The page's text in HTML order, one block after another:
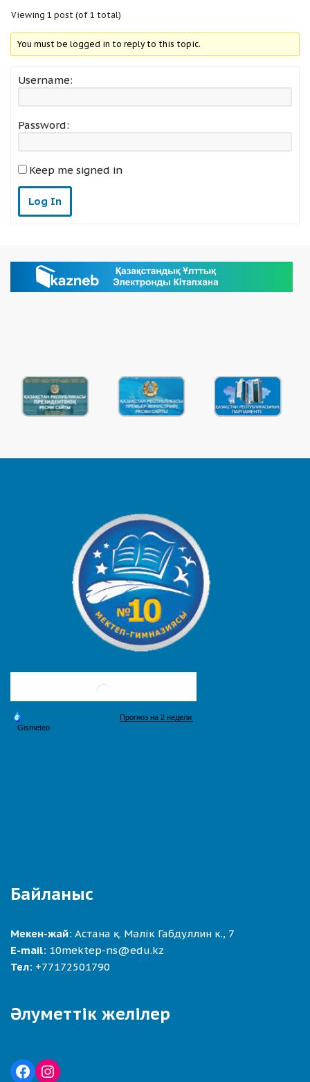
Viewing 1 post (of 1 total)
You must be logged in to reply to this topic.
Username:
Password:
Keep me signed in
Log In
Байланыс
Мекен-жай: Астана қ. Мәлік Габдуллин к., 7
E-mail: 10mektep-ns@edu.kz
Тел: +77172501790
Әлуметтік желілер